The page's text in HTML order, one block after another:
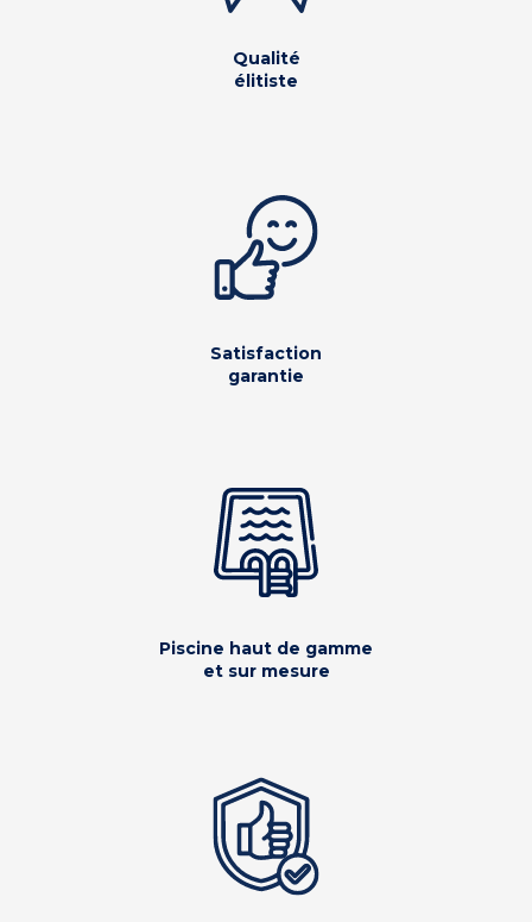
Qualité
élitiste
Satisfaction
garantie
Piscine haut de gamme
et sur mesure